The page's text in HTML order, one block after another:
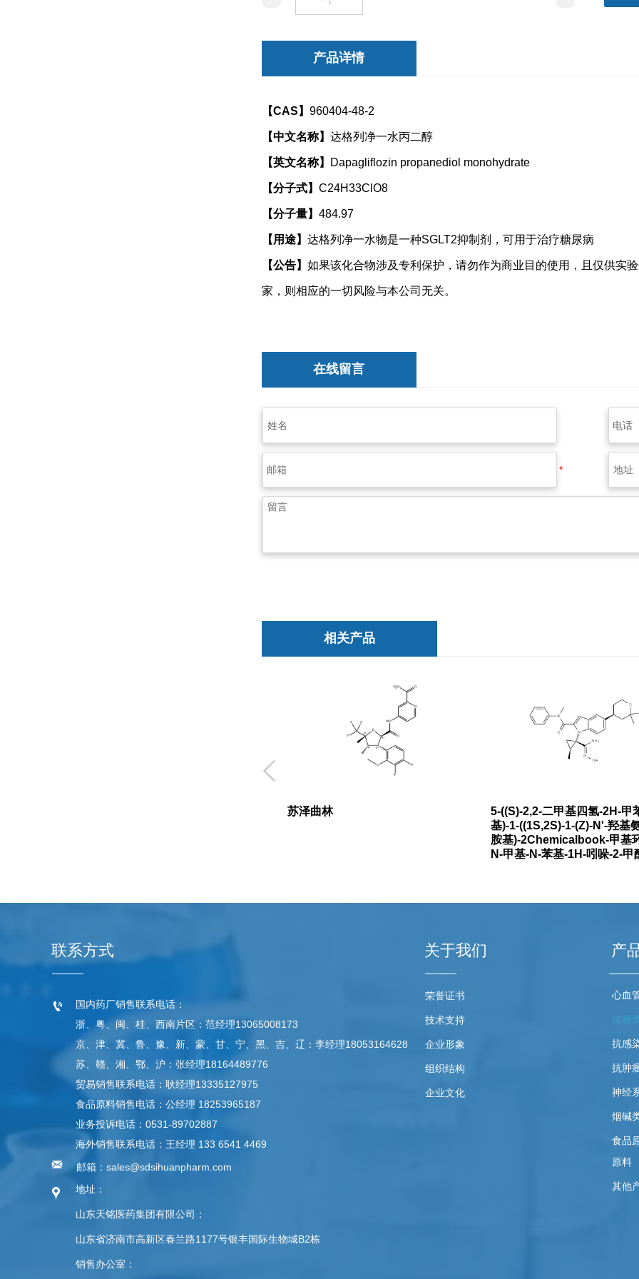
联系方式
国内药厂销售联系电话：
浙、粤、闽、桂、西南片区：范经理13065008173
京、津、冀、鲁、豫、新、蒙、甘、宁、黑、吉、辽：李经理18053164628
苏、赣、湘、鄂、沪：张经理18164489776
贸易销售联系电话：耿经理13335127975
食品原料销售电话：公经理 18253965187
业务投诉电话：0531-89702887
海外销售联系电话：王经理 133 6541 4469
地址：
山东天铭医药集团有限公司：
山东省济南市高新区春兰路1177号银丰国际生物城B2栋
销售办公室：



邮箱：sales@sdsihuanpharm.com
关于我们
荣誉证书
技术支持
企业形象
组织结构
企业文化
产
心血
抗糖
抗感
抗肿
神经
烟碱
食品
原料
其他
【CAS】 960404-48-2
【中文名称】 达格列净一水丙二醇
【英文名称】 Dapagliflozin propanediol monohydrate
【分子式】 C24H33ClO8
【分子量】 484.97
【用途】 达格列净一水物是一种SGLT2抑制剂，可用于治疗糖尿病
【公告】 如果该化合物涉及专利保护，请勿作为商业目的使用，且仅供实
家，则相应的一切风险与本公司无关。
产品详情
在线留言
相关产品

苏泽曲林
5-((S)-2,2-二甲基四氢-2H-甲
基)-1-((1S,2S)-1-(Z)-N'-羟基
胺基)-2Chemicalbook-甲基
N-甲基-N-苯基-1H-吲哚-2-甲